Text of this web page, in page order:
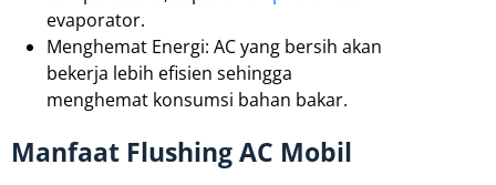
evaporator.
Menghemat Energi: AC yang bersih akan
bekerja lebih efisien sehingga
menghemat konsumsi bahan bakar.
Manfaat Flushing AC Mobil